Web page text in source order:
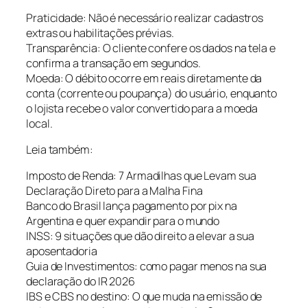
Praticidade: Não é necessário realizar cadastros
extras ou habilitações prévias.
Transparência: O cliente confere os dados na tela e
confirma a transação em segundos.
Moeda: O débito ocorre em reais diretamente da
conta (corrente ou poupança) do usuário, enquanto
o lojista recebe o valor convertido para a moeda
local.
Leia também:
Imposto de Renda: 7 Armadilhas que Levam sua
Declaração Direto para a Malha Fina
Banco do Brasil lança pagamento por pix na
Argentina e quer expandir para o mundo
INSS: 9 situações que dão direito a elevar a sua
aposentadoria
Guia de Investimentos: como pagar menos na sua
declaração do IR 2026
IBS e CBS no destino: O que muda na emissão de